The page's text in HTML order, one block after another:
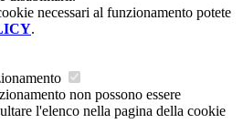
necessari al funzionamento potete
.
non possono essere
l'elenco nella pagina della cookie